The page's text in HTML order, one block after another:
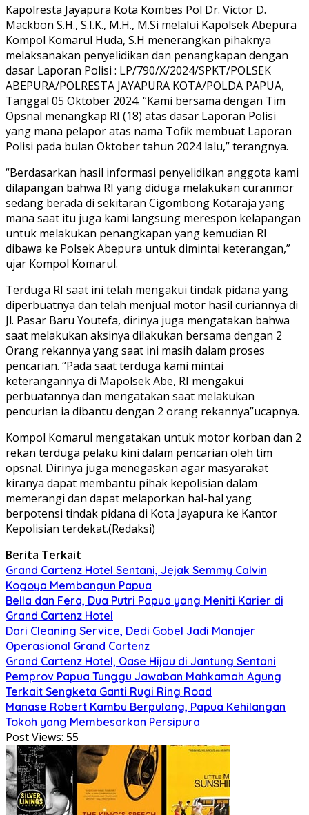
Kapolresta Jayapura Kota Kombes Pol Dr. Victor D.
Mackbon S.H., S.I.K., M.H., M.Si melalui Kapolsek Abepura
Kompol Komarul Huda, S.H menerangkan pihaknya
melaksanakan penyelidikan dan penangkapan dengan
dasar Laporan Polisi : LP/790/X/2024/SPKT/POLSEK
ABEPURA/POLRESTA JAYAPURA KOTA/POLDA PAPUA,
Tanggal 05 Oktober 2024. “Kami bersama dengan Tim
Opsnal menangkap RI (18) atas dasar Laporan Polisi
yang mana pelapor atas nama Tofik membuat Laporan
Polisi pada bulan Oktober tahun 2024 lalu,” terangnya.
“Berdasarkan hasil informasi penyelidikan anggota kami
dilapangan bahwa RI yang diduga melakukan curanmor
sedang berada di sekitaran Cigombong Kotaraja yang
mana saat itu juga kami langsung merespon kelapangan
untuk melakukan penangkapan yang kemudian RI
dibawa ke Polsek Abepura untuk dimintai keterangan,”
ujar Kompol Komarul.
Terduga RI saat ini telah mengakui tindak pidana yang
diperbuatnya dan telah menjual motor hasil curiannya di
Jl. Pasar Baru Youtefa, dirinya juga mengatakan bahwa
saat melakukan aksinya dilakukan bersama dengan 2
Orang rekannya yang saat ini masih dalam proses
pencarian. “Pada saat terduga kami mintai
keterangannya di Mapolsek Abe, RI mengakui
perbuatannya dan mengatakan saat melakukan
pencurian ia dibantu dengan 2 orang rekannya”ucapnya.
Kompol Komarul mengatakan untuk motor korban dan 2
rekan terduga pelaku kini dalam pencarian oleh tim
opsnal. Dirinya juga menegaskan agar masyarakat
kiranya dapat membantu pihak kepolisian dalam
memerangi dan dapat melaporkan hal-hal yang
berpotensi tindak pidana di Kota Jayapura ke Kantor
Kepolisian terdekat.(Redaksi)
Berita Terkait
Grand Cartenz Hotel Sentani, Jejak Semmy Calvin
Kogoya Membangun Papua
Bella dan Fera, Dua Putri Papua yang Meniti Karier di
Grand Cartenz Hotel
Dari Cleaning Service, Dedi Gobel Jadi Manajer
Operasional Grand Cartenz
Grand Cartenz Hotel, Oase Hijau di Jantung Sentani
Pemprov Papua Tunggu Jawaban Mahkamah Agung
Terkait Sengketa Ganti Rugi Ring Road
Manase Robert Kambu Berpulang, Papua Kehilangan
Tokoh yang Membesarkan Persipura
Post Views: 55